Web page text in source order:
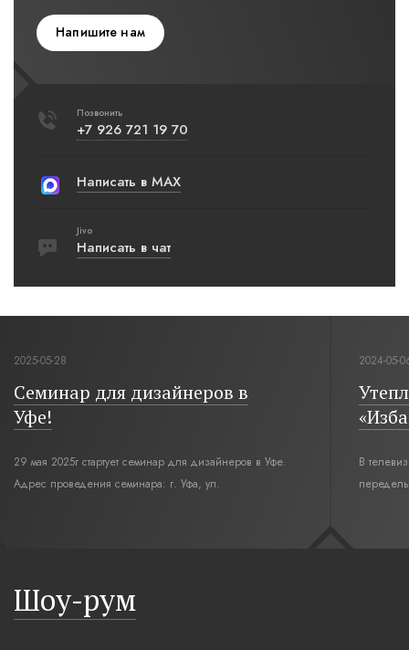
Напишите нам
Позвонить
+7 926 721 19 70
Написать в MAX
Jivo
Написать в чат
2025-05-28
Семинар для дизайнеров в
Уфе!
29 мая 2025г стартует семинар для дизайнеров в Уфе.
Адрес проведения семинара: г. Уфа, ул.
2024-05-
В
Шоу-рум